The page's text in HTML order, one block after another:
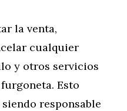
la venta,
cualquier
y otros servicios
Esto
responsable